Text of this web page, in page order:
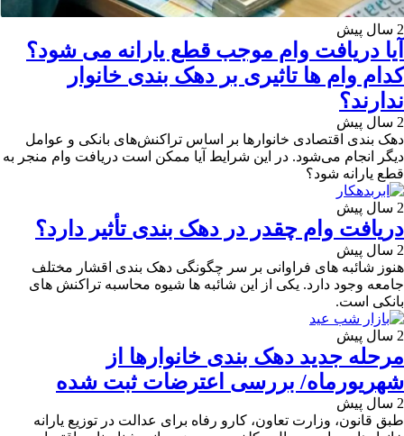
2 سال پیش
آیا دریافت وام موجب قطع یارانه می شود؟
کدام وام ها تاثیری بر دهک بندی خانوار
ندارند؟
2 سال پیش
دهک بندی اقتصادی خانوارها بر اساس تراکنش‌های بانکی و عوامل
دیگر انجام می‌شود. در این شرایط آیا ممکن است دریافت وام منجر به
قطع یارانه شود؟
2 سال پیش
دریافت وام چقدر در دهک بندی تأثیر دارد؟​
2 سال پیش
هنوز شائبه های فراوانی بر سر چگونگی دهک بندی اقشار مختلف
جامعه وجود دارد. یکی از این شائبه ها شیوه محاسبه تراکنش های
بانکی است.
2 سال پیش
مرحله جدید دهک بندی خانوارها از
شهریورماه/ بررسی اعترضات ثبت شده
2 سال پیش
طبق قانون، وزارت تعاون، کارو رفاه برای عدالت در توزیع یارانه